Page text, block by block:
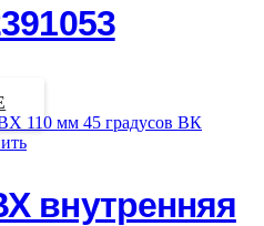
внутренняя